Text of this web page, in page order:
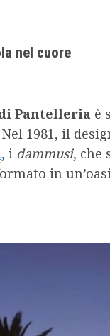
nel cuore
Pantelleria è
1981, il
, i dammusi, che
in